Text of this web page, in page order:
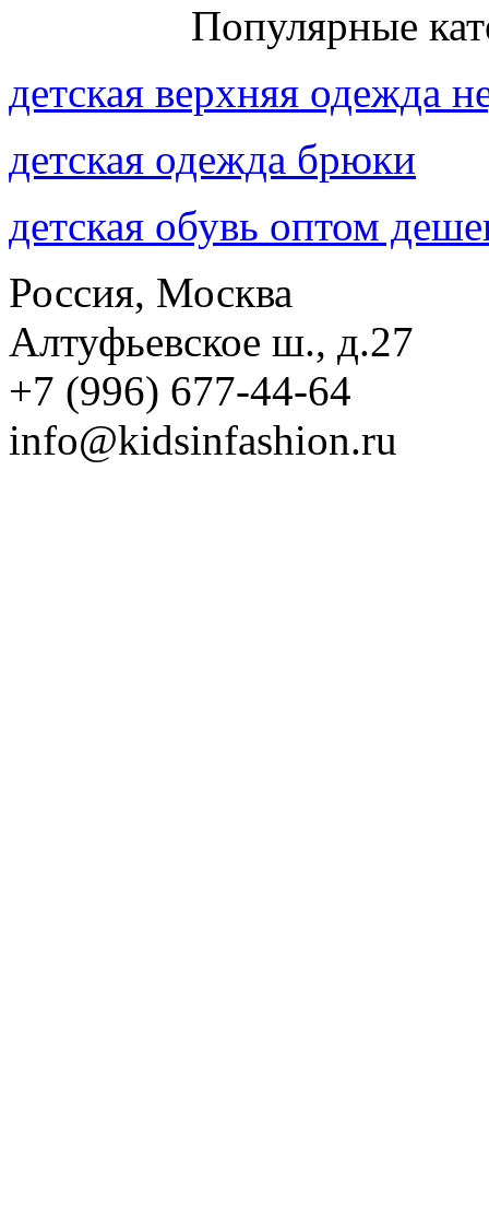
Популярные
детская верхняя одежда
детская одежда брюки
детская обувь оптом
Россия, Москва
Алтуфьевское ш., д.27
+7 (996) 677-44-64
info@kidsinfashion.ru